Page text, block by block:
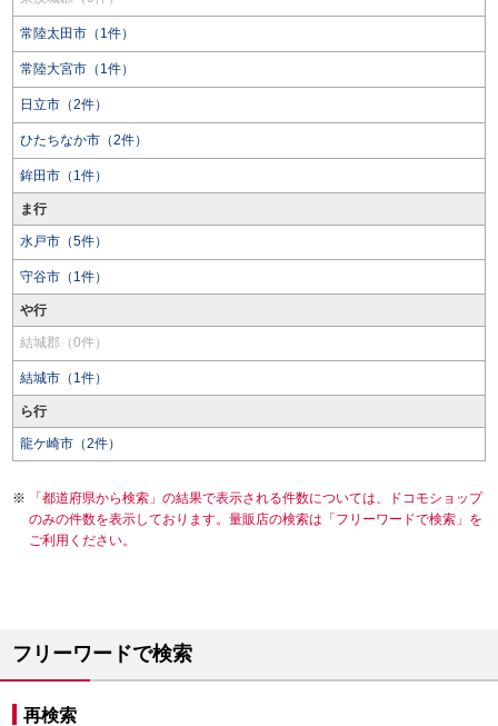
常陸太田市（1件）
常陸大宮市（1件）
日立市（2件）
ひたちなか市（2件）
鉾田市（1件）
ま行
水戸市（5件）
守谷市（1件）
や行
結城郡（0件）
結城市（1件）
ら行
龍ケ崎市（2件）
「都道府県から検索」の結果で表示される件数については、ドコモショップ
のみの件数を表示しております。量販店の検索は「フリーワードで検索」を
ご利用ください。
フリーワードで検索
再検索